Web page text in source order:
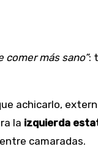
comer más sano”:
achicarlo,
la izquierda
camaradas.